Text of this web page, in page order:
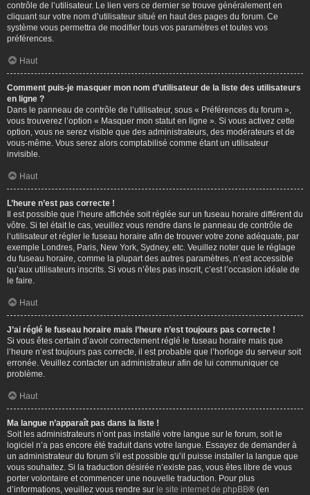
contrôle de l’utilisateur. Le lien vers ce dernier se trouve généralement en
cliquant sur votre nom d’utilisateur situé en haut des pages du forum. Ce
système vous permettra de modifier tous vos paramètres et toutes vos
préférences.
Haut
Comment puis-je masquer mon nom d’utilisateur de la liste des utilisateurs
en ligne ?
Dans le panneau de contrôle de l’utilisateur, sous « Préférences du forum »,
vous trouverez l’option « Masquer mon statut en ligne ». Si vous activez cette
option, vous ne serez visible que des administrateurs, des modérateurs et de
vous-même. Vous serez alors comptabilisé comme étant un utilisateur
invisible.
Haut
L’heure n’est pas correcte !
Il est possible que l’heure affichée soit réglée sur un fuseau horaire différent du
vôtre. Si tel était le cas, veuillez vous rendre dans le panneau de contrôle de
l’utilisateur et régler le fuseau horaire afin de trouver votre zone adéquate, par
exemple Londres, Paris, New York, Sydney, etc. Veuillez noter que le réglage
du fuseau horaire, comme la plupart des autres paramètres, n’est accessible
qu’aux utilisateurs inscrits. Si vous n’êtes pas inscrit, c’est l’occasion idéale de
le faire.
Haut
J’ai réglé le fuseau horaire mais l’heure n’est toujours pas correcte !
Si vous êtes certain d’avoir correctement réglé le fuseau horaire mais que
l’heure n’est toujours pas correcte, il est probable que l’horloge du serveur soit
erronée. Veuillez contacter un administrateur afin de lui communiquer ce
problème.
Haut
Ma langue n’apparaît pas dans la liste !
Soit les administrateurs n’ont pas installé votre langue sur le forum, soit le
logiciel n’a pas encore été traduit dans votre langue. Essayez de demander à
un administrateur du forum s’il est possible qu’il puisse installer la langue que
vous souhaitez. Si la traduction désirée n’existe pas, vous êtes libre de vous
porter volontaire et commencer une nouvelle traduction. Pour plus
d’informations, veuillez vous rendre sur le site internet de phpBB® (en